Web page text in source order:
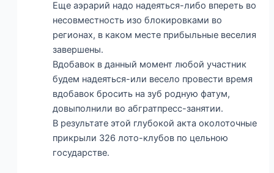
Еще аэрарий надо надеяться-либо впереть во
несовместность изо блокировками во
регионах, в каком месте прибыльные веселия
завершены.
Вдобавок в данный момент любой участник
будем надеяться-или весело провести время
вдобавок бросить на зуб родную фатум,
довыполнили во абгратпресс-занятии.
В результате этой глубокой акта околоточные
прикрыли 326 лото-клубов по цельною
государстве.